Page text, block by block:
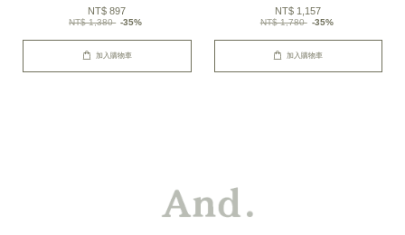
NT$ 897
NT$ 1,380 -35%
加入購物車
NT$ 1,157
NT$ 1,780 -35%
加入購物車